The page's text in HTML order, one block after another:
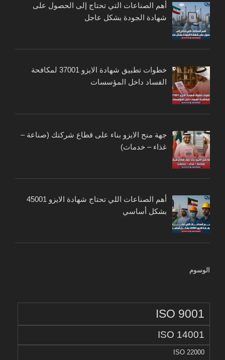
أهم الصناعات التي تحتاج إلى الحصول على
شهادة الجودة بشكل عاجل
خطوات تطبيق شهادة الايزو 37001 لمكافحة
الفساد داخل المؤسسات
جهة منح الايزو بناء على قطاع شركتك (صناعة –
غذاء – خدمات)
أهم الصناعات اللي تحتاج شهادة الايزو 45001
بشكل أساسي
الوسوم
ISO 9001
ISO 14001
ISO 22000